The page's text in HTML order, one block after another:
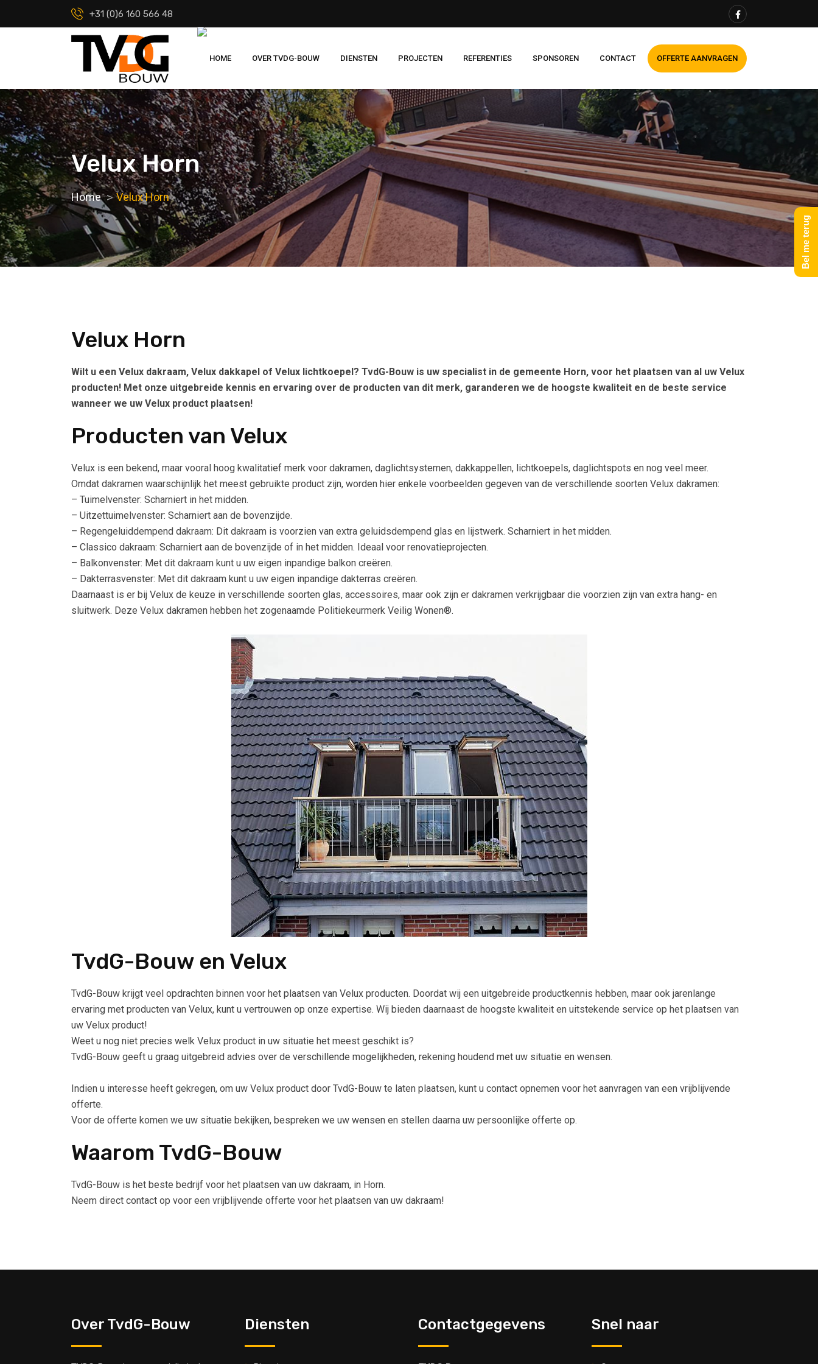
+31 (0)6 160 566 48
HOME OVER TVDG-BOUW DIENSTEN PROJECTEN REFERENTIES SPONSOREN CONTACT OFFERTE AANVRAGEN
Velux Horn
Home Velux Horn
Velux Horn
Wilt u een Velux dakraam, Velux dakkapel of Velux lichtkoepel? TvdG-Bouw is uw specialist in de gemeente Horn, voor het plaatsen van al uw Velux
producten! Met onze uitgebreide kennis en ervaring over de producten van dit merk, garanderen we de hoogste kwaliteit en de beste service
wanneer we uw Velux product plaatsen!
Producten van Velux
Velux is een bekend, maar vooral hoog kwalitatief merk voor dakramen, daglichtsystemen, dakkappellen, lichtkoepels, daglichtspots en nog veel meer.
Omdat dakramen waarschijnlijk het meest gebruikte product zijn, worden hier enkele voorbeelden gegeven van de verschillende soorten Velux dakramen:
– Tuimelvenster: Scharniert in het midden.
– Uitzettuimelvenster: Scharniert aan de bovenzijde.
– Regengeluiddempend dakraam: Dit dakraam is voorzien van extra geluidsdempend glas en lijstwerk. Scharniert in het midden.
– Classico dakraam: Scharniert aan de bovenzijde of in het midden. Ideaal voor renovatieprojecten.
– Balkonvenster: Met dit dakraam kunt u uw eigen inpandige balkon creëren.
– Dakterrasvenster: Met dit dakraam kunt u uw eigen inpandige dakterras creëren.
Daarnaast is er bij Velux de keuze in verschillende soorten glas, accessoires, maar ook zijn er dakramen verkrijgbaar die voorzien zijn van extra hang- en
sluitwerk. Deze Velux dakramen hebben het zogenaamde Politiekeurmerk Veilig Wonen®.
TvdG-Bouw en Velux
TvdG-Bouw krijgt veel opdrachten binnen voor het plaatsen van Velux producten. Doordat wij een uitgebreide productkennis hebben, maar ook jarenlange
ervaring met producten van Velux, kunt u vertrouwen op onze expertise. Wij bieden daarnaast de hoogste kwaliteit en uitstekende service op het plaatsen van
uw Velux product!
Weet u nog niet precies welk Velux product in uw situatie het meest geschikt is?
TvdG-Bouw geeft u graag uitgebreid advies over de verschillende mogelijkheden, rekening houdend met uw situatie en wensen.
Indien u interesse heeft gekregen, om uw Velux product door TvdG-Bouw te laten plaatsen, kunt u contact opnemen voor het aanvragen van een vrijblijvende
offerte.
Voor de offerte komen we uw situatie bekijken, bespreken we uw wensen en stellen daarna uw persoonlijke offerte op.
Waarom TvdG-Bouw
TvdG-Bouw is het beste bedrijf voor het plaatsen van uw dakraam, in Horn.
Neem direct contact op voor een vrijblijvende offerte voor het plaatsen van uw dakraam!
Over TvdG-Bouw Diensten Contactgegevens Snel naar
Bel me terug